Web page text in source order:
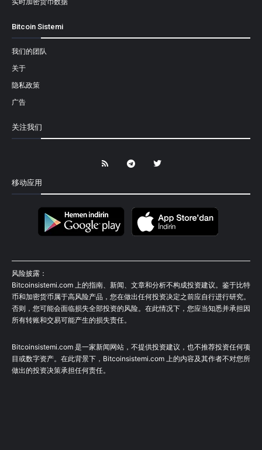
Bitcoin Sistemi
我们的团队
关于
隐私政策
广告
关注我们
移动应用
风险披露：
Bitcoinsistemi.com 上的指南、新闻、文章和分析不构成投资建议。鉴于比特
币和加密货币属于高风险产品，您在做出任何投资决定之前应自行进行研究。
否则，您可能会面临损失全部投资的风险。在此情况下，您应当知悉并承担因
所有转账和交易可能产生的损失责任。
Bitcoinsistemi.com 是一家新闻网站，不提供投资建议，也不推荐投资任何项
目或数字资产。在此背景下，Bitcoinsistemi.com 上的内容及其作者不对您所
做出的投资决策承担任何责任。